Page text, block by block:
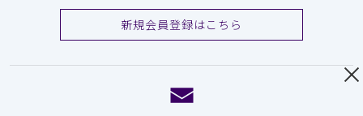
新規会員登録はこちら